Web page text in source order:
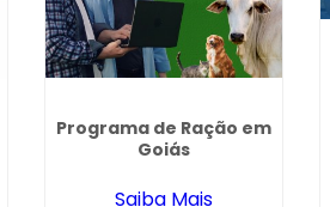
Programa de Ração em
Goiás
Saiba Mais